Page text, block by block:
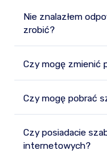
Nie znalazłem
zrobić?
Czy mogę zmienić
Czy mogę pobrać
Czy posiadacie
internetowych?